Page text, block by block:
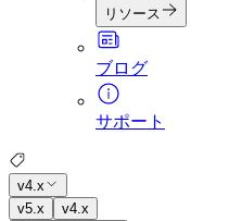
リソース
ブログ
サポート
v4.x
v5.x
v4.x